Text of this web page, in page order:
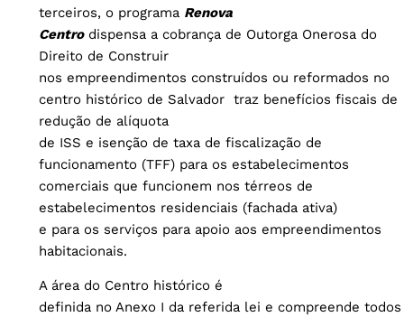
terceiros, o programa Renova
Centrodispensa a cobrança de Outorga Onerosa do
Direito de Construir
nos empreendimentos construídos ou reformados no
centro histórico de Salvador traz benefícios fiscais de
redução de alíquota
de ISS e isenção de taxa de fiscalização de
funcionamento (TFF) para os estabelecimentos
comerciais que funcionem nos térreos de
estabelecimentos residenciais (fachada ativa)
e para os serviços para apoio aos empreendimentos
habitacionais.
A área do Centro histórico é
definida no Anexo I da referida lei e compreende todos